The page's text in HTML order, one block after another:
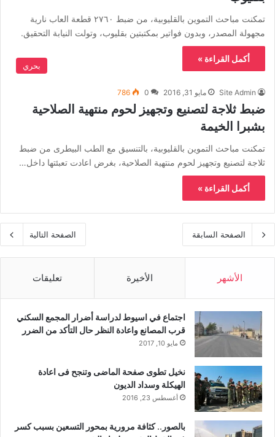
تمكنت مباحث التموين بالقليوبية، من ضبط ٢٧٦٠ قطعة العاب نارية
مجهولة المصدر، وبدون فواتير بمكتبتين بقليوب، وتولت النيابة التحقيق.
أكمل القراءة »
بحري
Site Admin مايو 31, 2016 0
786
ضبط ثلاجة لتصنيع وتجهيز لحوم منتهية الصلاحية
بشبرا الخيمة
تمكنت مباحث التموين بالقليوبية، بالتنسيق مع الطب البيطرى من ضبط
ثلاجة لتصنيع وتجهيز لحوم منتهية الصلاحية، بغرض اعادت تعبئتها داخل…
أكمل القراءة »
الصفحة السابقة الصفحة التالية
الأشهر الأخيرة تعليقات
اجتماع في اسيوط لدراسة أضرار المجمع السكني
قرب المصانع واعادة النظر حال التأكد من الضرر
مايو 10, 2017
نخيل تطوى صفحة الماضى وتنجح فى اعادة
الهيكلة وسداد الديون
أغسطس 23, 2016
بالصور.. كثافة مرورية بمحور التسعين بسبب كسر